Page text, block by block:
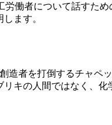
働者について話すた
ます。
造者を打倒するチャペ
キの人間ではなく、化